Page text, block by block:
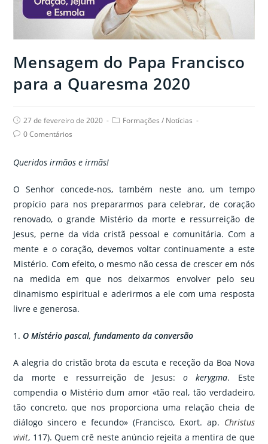
Mensagem do Papa Francisco
para a Quaresma 2020
Post
published:
27 de fevereiro de 2020
PostFormações / Notícias
Post0 Comentários
Queridos irmãos e irmãs!
O Senhor concede-nos, também neste ano, um tempo
propício para nos prepararmos para celebrar, de coração
renovado, o grande Mistério da morte e ressurreição de
Jesus, perne da vida cristã pessoal e comunitária. Com a
mente e o coração, devemos voltar continuamente a este
Mistério. Com efeito, o mesmo não cessa de crescer em nós
na medida em que nos deixarmos envolver pelo seu
dinamismo espiritual e aderirmos a ele com uma resposta
livre e generosa.
1. O Mistério pascal, fundamento da conversão
A alegria do cristão brota da escuta e receção da Boa Nova
da morte e ressurreição de Jesus:o kerygma. Este
compendia o Mistério dum amor «tão real, tão verdadeiro,
tão concreto, que nos proporciona uma relação cheia de
diálogo sincero e fecundo» (Francisco, Exort. ap. Christus
vivit, 117). Quem crê neste anúncio rejeita a mentira de que